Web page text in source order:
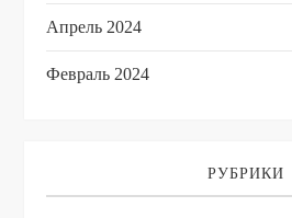
Апрель 2024
Февраль 2024
РУБРИКИ